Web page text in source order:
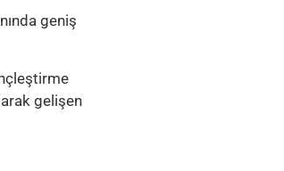
geniş
gelişen